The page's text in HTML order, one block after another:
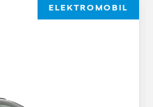
ELEKTROMOBIL